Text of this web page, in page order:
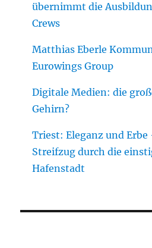
übernimmt die
Crews
Matthias Eberle
Eurowings Group
Digitale Medien: die
Gehirn?
Triest: Eleganz und
Streifzug durch die
Hafenstadt